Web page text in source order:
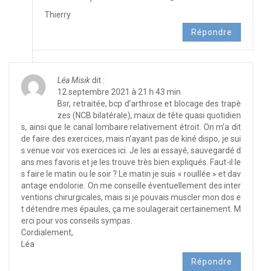
Thierry
Répondre
Léa Misikdit :
12 septembre 2021 à 21 h 43 min
Bsr, retraitée, bcp d’arthrose et blocage des trapè
zes (NCB bilatérale), maux de tête quasi quotidien
s, ainsi que le canal lombaire relativement étroit. On m’a dit
de faire des exercices, mais n’ayant pas de kiné dispo, je sui
s venue voir vos exercices ici. Je les ai essayé, sauvegardé d
ans mes favoris et je les trouve très bien expliqués. Faut-il le
s faire le matin ou le soir ? Le matin je suis « rouillée » et dav
antage endolorie. On me conseille éventuellement des inter
ventions chirurgicales, mais si je pouvais muscler mon dos e
t détendre mes épaules, ça me soulagerait certainement. M
erci pour vos conseils sympas.
Cordialement,
Léa
Répondre